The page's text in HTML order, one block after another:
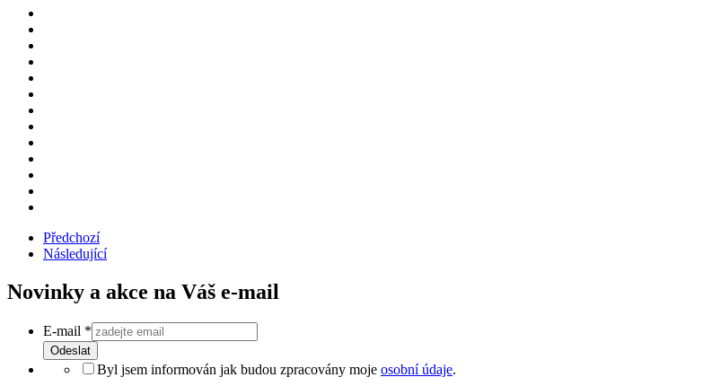
Předchozí
Následující
Novinky a akce na Váš e-mail
E-mail *
Odeslat
Byl jsem informován jak budou zpracovány moje osobní údaje.